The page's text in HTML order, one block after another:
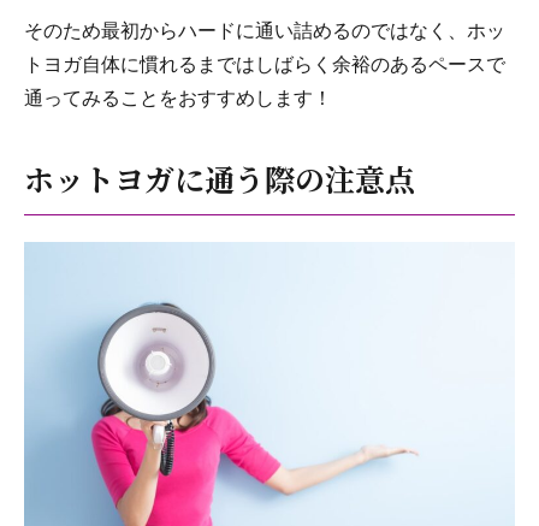
そのため最初からハードに通い詰めるのではなく、ホッ
トヨガ自体に慣れるまではしばらく余裕のあるペースで
通ってみることをおすすめします！
ホットヨガに通う際の注意点